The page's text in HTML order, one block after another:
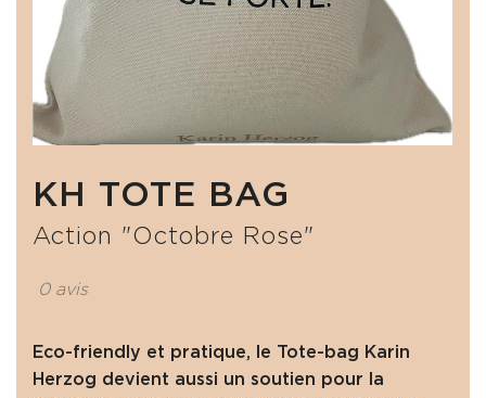
KH TOTE BAG
Action "Octobre Rose"
0 avis
Eco-friendly et pratique, le Tote-bag Karin
Herzog devient aussi un soutien pour la